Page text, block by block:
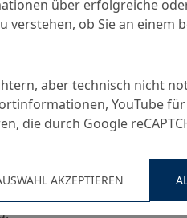
Gestaltungsfreiheit
in Höhe eines
von Mentoren,
und Auslandsaufenthalten
bei FitX und EGYM
und
über erfolgreiche
verstehen, ob Sie an einem
aber technisch nicht
YouTube
die durch Google
AKZEPTIEREN